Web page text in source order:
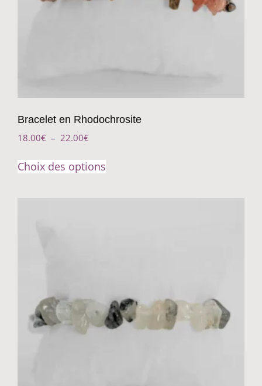
Bracelet en Rhodochrosite
18.00€ – 22.00€
Choix des options